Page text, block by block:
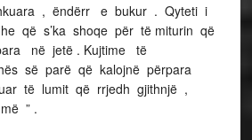
, ëndërr e bukur . Qyteti i
që s’ka shoqe për të miturin që
në jetë . Kujtime të
së parë që kalojnë përpara
të lumit që rrjedh gjithnjë ,
” .